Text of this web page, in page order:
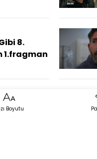
8.
1.fragman
Boyutu